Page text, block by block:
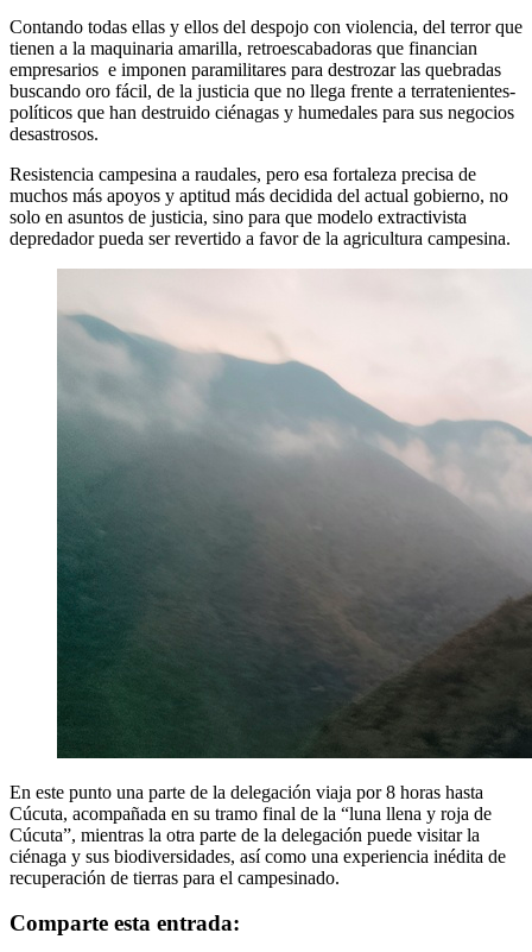
Contando todas ellas y ellos del despojo con violencia, del terror que
tienen a la maquinaria amarilla, retroescabadoras que financian
empresarios e imponen paramilitares para destrozar las quebradas
buscando oro fácil, de la justicia que no llega frente a terratenientes-
políticos que han destruido ciénagas y humedales para sus negocios
desastrosos.
Resistencia campesina a raudales, pero esa fortaleza precisa de
muchos más apoyos y aptitud más decidida del actual gobierno, no
solo en asuntos de justicia, sino para que modelo extractivista
depredador pueda ser revertido a favor de la agricultura campesina.
En este punto una parte de la delegación viaja por 8 horas hasta
Cúcuta, acompañada en su tramo final de la “luna llena y roja de
Cúcuta”, mientras la otra parte de la delegación puede visitar la
ciénaga y sus biodiversidades, así como una experiencia inédita de
recuperación de tierras para el campesinado.
Comparte esta entrada: